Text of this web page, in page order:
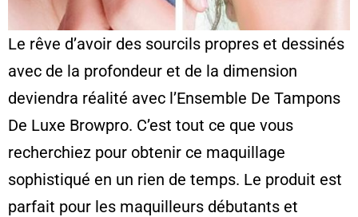
Le rêve d’avoir des sourcils propres et dessinés
avec de la profondeur et de la dimension
deviendra réalité avec l’Ensemble De Tampons
De Luxe Browpro. C’est tout ce que vous
recherchiez pour obtenir ce maquillage
sophistiqué en un rien de temps. Le produit est
parfait pour les maquilleurs débutants et